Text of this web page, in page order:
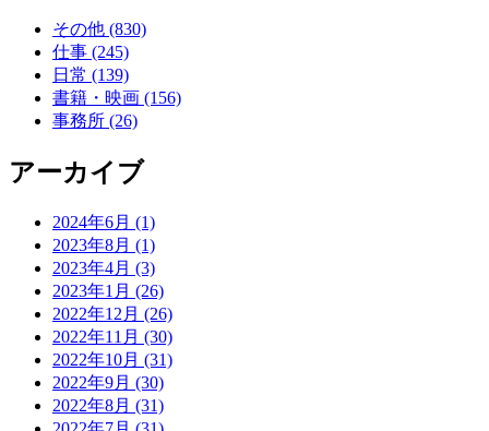
その他 (830)
仕事 (245)
日常 (139)
書籍・映画 (156)
事務所 (26)
アーカイブ
2024年6月 (1)
2023年8月 (1)
2023年4月 (3)
2023年1月 (26)
2022年12月 (26)
2022年11月 (30)
2022年10月 (31)
2022年9月 (30)
2022年8月 (31)